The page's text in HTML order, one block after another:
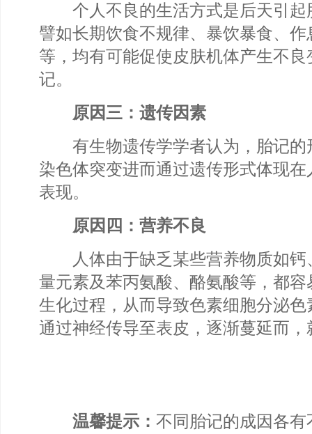
个人不良的生活方式是后天引起
譬如长期饮食不规律、暴饮暴食、
等，均有可能促使皮肤机体产生不
记。
原因三：遗传因素
有生物遗传学学者认为，胎记的
染色体突变进而通过遗传形式体现
表现。
原因四：营养不良
人体由于缺乏某些营养物质如钙
量元素及苯丙氨酸、酪氨酸等，都
生化过程，从而导致色素细胞分泌
通过神经传导至表皮，逐渐蔓延而
温馨提示： 不同胎记的成因各